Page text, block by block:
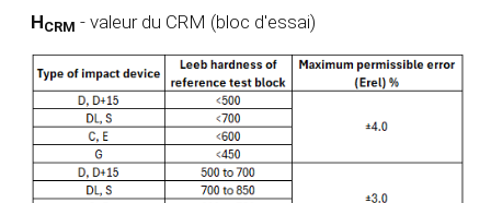
HCRM - valeur du CRM (bloc d'essai)